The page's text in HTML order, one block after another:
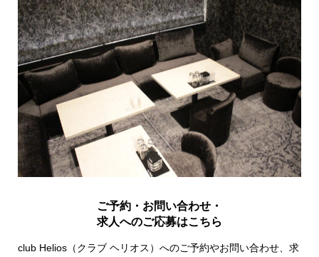
ご予約・お問い合わせ・
求人へのご応募はこちら
club Helios（クラブ ヘリオス）へのご予約やお問い合わせ、求